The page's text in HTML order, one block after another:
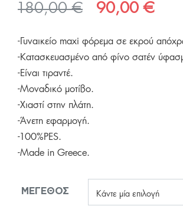
180,00€
Original
was:
90,00€Η
τιμή
-Γυναικείο maxi φόρεμα σε εκρού
-Κατασκευασμένο από φίνο σατέν
-Είναι τιραντέ.
-Μοναδικό μοτίβο.
-Χιαστί στην πλάτη.
-Άνετη εφαρμογή.
-100%PES.
-Made in Greece.
ΜΈΓΕΘΟΣ